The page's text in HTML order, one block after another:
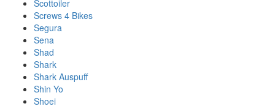
Scottoiler
Screws 4 Bikes
Segura
Sena
Shad
Shark
Shark Auspuff
Shin Yo
Shoei